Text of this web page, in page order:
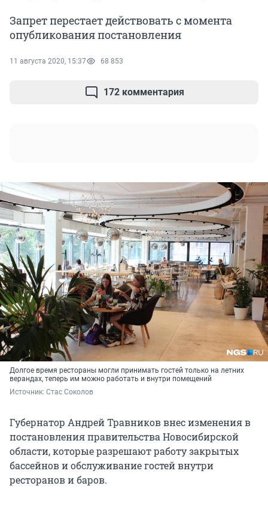
Запрет перестает действовать с момента
опубликования постановления
11 августа 2020, 15:37 68 853
172 комментария
Долгое время рестораны могли принимать гостей только на летних
верандах, теперь им можно работать и внутри помещений
Источник: Стас Соколов
Губернатор Андрей Травников внес изменения в
постановления правительства Новосибирской
области, которые разрешают работу закрытых
бассейнов и обслуживание гостей внутри
ресторанов и баров.